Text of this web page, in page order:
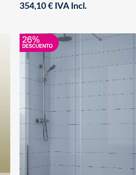
354,10 € IVA Incl.